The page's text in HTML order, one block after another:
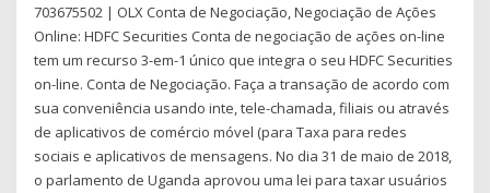
703675502 | OLX Conta de Negociação, Negociação de Ações
Online: HDFC Securities Conta de negociação de ações on-line
tem um recurso 3-em-1 único que integra o seu HDFC Securities
on-line. Conta de Negociação. Faça a transação de acordo com
sua conveniência usando inte, tele-chamada, filiais ou através
de aplicativos de comércio móvel (para Taxa para redes
sociais e aplicativos de mensagens. No dia 31 de maio de 2018,
o parlamento de Uganda aprovou uma lei para taxar usuários